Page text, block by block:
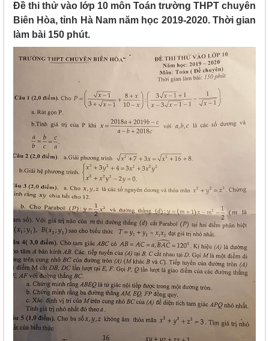
Đề thi thử vào lớp 10 môn Toán trường THPT chuyên
Biên Hòa, tỉnh Hà Nam năm học 2019-2020. Thời gian
làm bài 150 phút.